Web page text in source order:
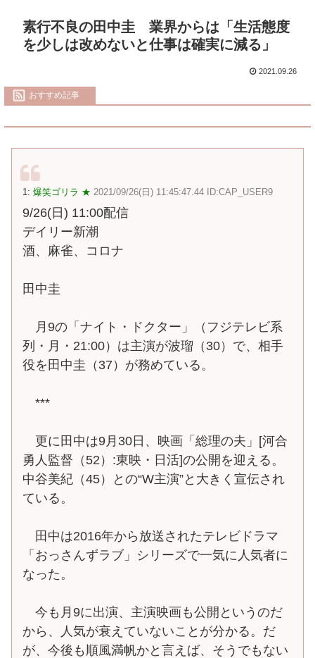
素行不良の田中圭 業界からは「生活態度
を少しは改めないと仕事は確実に減る」
2021.09.26
おすすめ記事
1: 爆笑ゴリラ ★ 2021/09/26(日) 11:45:47.44 ID:CAP_USER9
9/26(日) 11:00配信
デイリー新潮
酒、麻雀、コロナ
田中圭
月9の「ナイト・ドクター」（フジテレビ系
列・月・21:00）は主演が波瑠（30）で、相手
役を田中圭（37）が務めている。
***
更に田中は9月30日、映画「総理の夫」[河合
勇人監督（52）:東映・日活]の公開を迎える。
中谷美紀（45）との“W主演”と大きく宣伝され
ている。
田中は2016年から放送されたテレビドラマ
「おっさんずラブ」シリーズで一気に人気者に
なった。
今も月9に出演、主演映画も公開というのだ
から、人気が衰えていないことが分かる。だ
が、今後も順風満帆かと言えば、そうでもない